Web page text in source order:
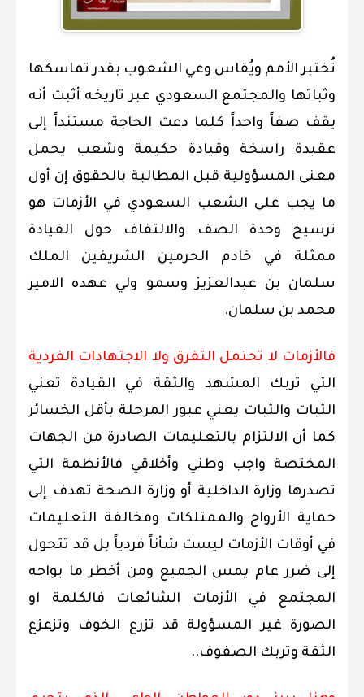
تُختبر الأمم ويُقاس وعي الشعوب بقدر تماسكها
وثباتها والمجتمع السعودي عبر تاريخه أثبت أنه
يقف صفاً واحداً كلما دعت الحاجة مستنداً إلى
عقيدة راسخة وقيادة حكيمة وشعب يحمل
معنى المسؤولية قبل المطالبة بالحقوق إن أول
ما يجب على الشعب السعودي في الأزمات هو
ترسيخ وحدة الصف والالتفاف حول القيادة
ممثلة في خادم الحرمين الشريفين الملك
سلمان بن عبدالعزيز وسمو ولي عهده الامير
محمد بن سلمان.
فالأزمات لا تحتمل التفرق ولا الاجتهادات الفردية
التي تربك المشهد والثقة في القيادة تعني
الثبات والثبات يعني عبور المرحلة بأقل الخسائر
كما أن الالتزام بالتعليمات الصادرة من الجهات
المختصة واجب وطني وأخلاقي فالأنظمة التي
تصدرها وزارة الداخلية أو وزارة الصحة تهدف إلى
حماية الأرواح والممتلكات ومخالفة التعليمات
في أوقات الأزمات ليست شأناً فردياً بل قد تتحول
إلى ضرر عام يمس الجميع ومن أخطر ما يواجه
المجتمع في الأزمات الشائعات فالكلمة او
الصورة غير المسؤولة قد تزرع الخوف وتزعزع
الثقة وتربك الصفوف..